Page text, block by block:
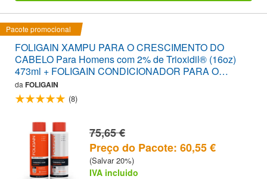
Pacote promocional
FOLIGAIN XAMPU PARA O CRESCIMENTO DO
CABELO Para Homens com 2% de Trioxidil® (16oz)
473ml + FOLIGAIN CONDICIONADOR PARA O
CRESCIMENTO DO CABELO Para Homens com 2%
de Trioxidil® (16oz) 473ml PACOTE CONVENIENTE
da FOLIGAIN
(8)
75,65 €
Preço do Pacote: 60,55 €
(Salvar 20%)
IVA incluido